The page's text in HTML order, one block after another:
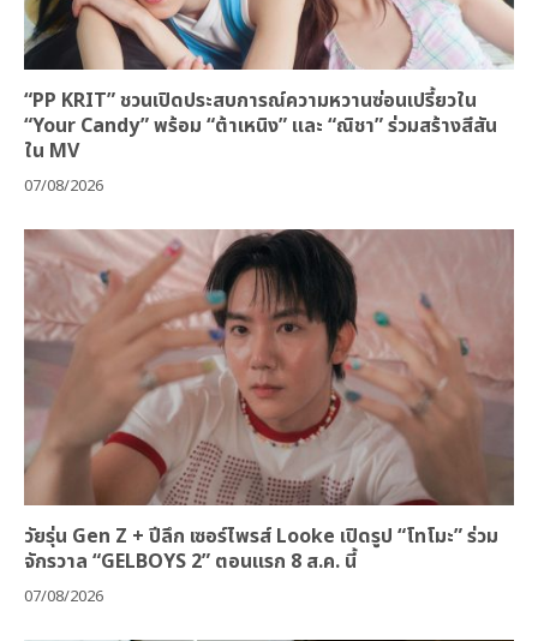
“PP KRIT” ชวนเปิดประสบการณ์ความหวานซ่อนเปรี้ยวใน
“Your Candy” พร้อม “ต้าเหนิง” และ “ณิชา” ร่วมสร้างสีสัน
ใน MV
07/08/2026
วัยรุ่น Gen Z + ปีลึก เซอร์ไพรส์ Looke เปิดรูป “โทโมะ” ร่วม
จักรวาล “GELBOYS 2” ตอนแรก 8 ส.ค. นี้
07/08/2026